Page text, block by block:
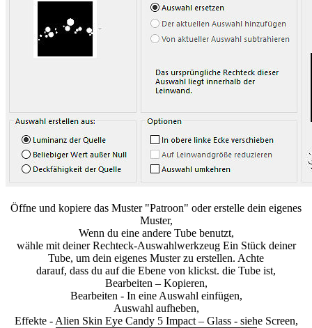
Öffne und kopiere das Muster "Patroon" oder erstelle dein eigenes
Muster,
Wenn du eine andere Tube benutzt,
wähle mit deiner Rechteck-Auswahlwerkzeug Ein Stück deiner
Tube, um dein eigenes Muster zu erstellen. Achte
darauf, dass du auf die Ebene von klickst. die Tube ist,
Bearbeiten – Kopieren,
Bearbeiten - In eine Auswahl einfügen,
Auswahl aufheben,
Effekte - Alien Skin Eye Candy 5 Impact – Glass - siehe Screen,